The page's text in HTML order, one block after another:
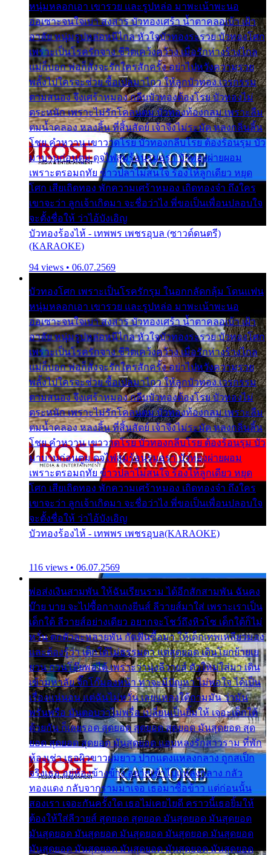
หนุ่มหลอกเอา เขารวย และรูปหล่อ มาพะเน้าพะนอ
ออเซาะจนใจเบา สงสาร บัวทองเศร้า น้ำตาคลอเบ้า เฝ้า
อาลัย หนุ่มรูปหล่อหนีไกล หัวใจบัวทองระรวย บัวทองโศก
เพราะเป็นโรครักจาง ชีวิตเคว้งคว้าง เมื่อรักห่างร้างไกล
แม่ก็บอก พ่อก็สั่งจะรักใครสักครั้ง อย่าไปหวังความรวย
พลั้งไปใครจะช่วย ซื้อเปลมาไกว ให้ลูกบัวทอง เวรกรรม
ตามสนอง จึงเศร้าหมอง กลีบบัวทองต้องโรย บัวทองไม่
ตระหนัก เพราะไม่รักโคลนตม บัวทองท้องกลม เพราะลืม
ตมน้ำคลอง หลงลิ้น ที่สิ้นสัตย์ เจ้าจึงไม่ระมัด หลงกลิ่นลิ้น
โชย คำหวาน เขาวาดโรย บัวทองกลีบโรย ต้องร้อนรุม บัว
มาบานก่อนตูม ดุจไฟสุมร้อนรุมอุรา บัวทองผ่ายผอม
เพราะตรอมฤทัย ข้าวปลาไม่สนใจ ร้องไห้ลูกเดียว หยุด
โศก เสียเถิดทอง พักความเศร้าหมอง เถิดทองจ๋า ถึงใคร
เขาจะว่า ลูกเจ้าเกิดมา จะชื่อว่าไง พี่ขอเป็นเพื่อนปลอบใจ
จะตั้งชื่อให้ ว่าไอ้บังเอิญ
บัวทองร้องไห้ - เทพพร เพชรอุบล (ซาวด์ดนตรี)
(KARAOKE)
94 views • 06.07.2569
บัวทองโศก เพราะเป็นโรครักรุม ในอกกลัดกลุ้ม โดนแฟน
หนุ่มหลอกเอา เขารวย และรูปหล่อ มาพะเน้าพะนอ
ออเซาะจนใจเบา สงสาร บัวทองเศร้า น้ำตาคลอเบ้า เฝ้า
อาลัย หนุ่มรูปหล่อหนีไกล หัวใจบัวทองระรวย บัวทองโศก
เพราะเป็นโรครักจาง ชีวิตเคว้งคว้าง เมื่อรักห่างร้างไกล
แม่ก็บอก พ่อก็สั่งจะรักใครสักครั้ง อย่าไปหวังความรวย
พลั้งไปใครจะช่วย ซื้อเปลมาไกว ให้ลูกบัวทอง เวรกรรม
ตามสนอง จึงเศร้าหมอง กลีบบัวทองต้องโรย บัวทองไม่
ตระหนัก เพราะไม่รักโคลนตม บัวทองท้องกลม เพราะลืม
ตมน้ำคลอง หลงลิ้น ที่สิ้นสัตย์ เจ้าจึงไม่ระมัด หลงกลิ่นลิ้น
โชย คำหวาน เขาวาดโรย บัวทองกลีบโรย ต้องร้อนรุม บัว
มาบานก่อนตูม ดุจไฟสุมร้อนรุมอุรา บัวทองผ่ายผอม
เพราะตรอมฤทัย ข้าวปลาไม่สนใจ ร้องไห้ลูกเดียว หยุด
โศก เสียเถิดทอง พักความเศร้าหมอง เถิดทองจ๋า ถึงใคร
เขาจะว่า ลูกเจ้าเกิดมา จะชื่อว่าไง พี่ขอเป็นเพื่อนปลอบใจ
จะตั้งชื่อให้ ว่าไอ้บังเอิญ
บัวทองร้องไห้ - เทพพร เพชรอุบล(KARAOKE)
116 views • 06.07.2569
พ่อส่งเงินสามพัน ให้ฉันเรียนราม ได้อีกสักสามพัน ฉันคง
บ๊าย บาย จะไปซื้อกางเกงยีนส์ ลีวายส์มาใส่ เพราะเราเป็น
เด็กใต้ ลีวายส์อย่างเดียว อยากจะโชว์ถึงหิวโซ เด็กใต้ก็ไม่
หวั่น ตกตัวละหลายพัน กัดฟันซื้อมา ให้เด็กเทพเหลียวมอง
และต้องรู้ว่า เด็กใต้ไม่ธรรมดา แต่สุดยอด เดินโยกย้ายเย
ยวน กวนโอ๊ยพอได้ เพราะว่านุ่งลีวายส์ ตัวใหม่ใส่มา เดิน
เข้ามหาลัย จิ๊กโก๊มองหน้า ท่าจะมีปัญหา ไม่พอใจ ได้เป็น
เรื่องแน่นอน แต่ฉันไม่หวั่น เลยแหลงใต้ถามมัน ว่ามัน
พรั่นพรือ มันตอบว่าไม่พรื่อ เปลี่ยนเป็นยิ้มให้ เจอะเด็กใต้
ด้วยกัน ก็เลยรอด สุดยอด สุดยอด สุดยอด มันสุดยอด สุด
ยอด สุดยอด สุดยอด มันสุดยอด แอบหลงรักสาวราม ที่พัก
ห้องเช่า เธอผิวขาวผมยาว ปากแดงแหลงกลาง ถูกสเป็ก
จริงเธอ อยู่ห้องข้างข้าง อยากเข้าไปแหลงกลาง กลัว
ทองแดง กลับจากรามมาเจอ เธอมาซื้อข้าว แต่ก่อนนั้น
สองเรา เจอะกันครั้งใด เธอไม่เคยไยดี คราวนี้เธอยิ้มให้
ต้องให้ใส่ลีวายส์ สุดยอด สุดยอด มันสุดยอด มันสุดยอด
มันสุดยอด มันสุดยอด มันสุดยอด มันสุดยอด มันสุดยอด
มันสุดยอด มันสุดยอด มันสุดยอด มันสุดยอด มันสุดยอด